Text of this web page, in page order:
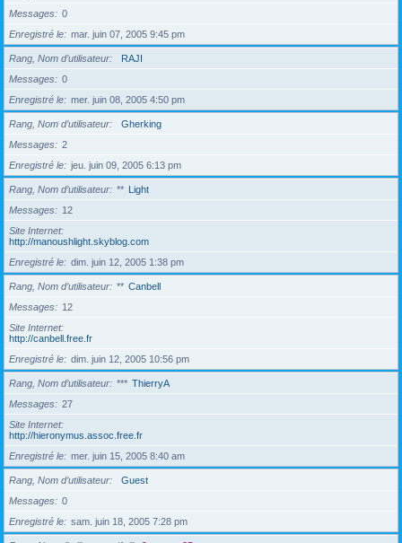
Messages
0
Enregistré le
mar. juin 07, 2005 9:45 pm
Rang, Nom d’utilisateur
RAJI
Messages
0
Enregistré le
mer. juin 08, 2005 4:50 pm
Rang, Nom d’utilisateur
Gherking
Messages
2
Enregistré le
jeu. juin 09, 2005 6:13 pm
Rang, Nom d’utilisateur ** Light
Messages
12
Site Internet
http://manoushlight.skyblog.com
Enregistré le
dim. juin 12, 2005 1:38 pm
Rang, Nom d’utilisateur ** Canbell
Messages
12
Site Internet
http://canbell.free.fr
Enregistré le
dim. juin 12, 2005 10:56 pm
Rang, Nom d’utilisateur *** ThierryA
Messages
27
Site Internet
http://hieronymus.assoc.free.fr
Enregistré le
mer. juin 15, 2005 8:40 am
Rang, Nom d’utilisateur
Guest
Messages
0
Enregistré le
sam. juin 18, 2005 7:28 pm